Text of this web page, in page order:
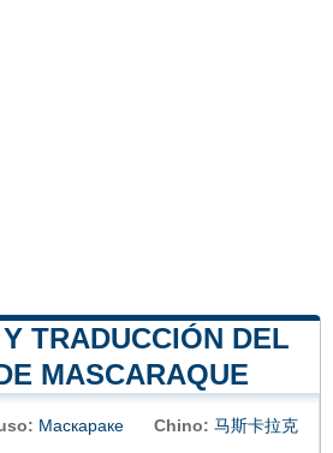
TRADUCCIÓN DEL
MASCARAQUE
Маскараке Chino: 马斯卡拉克